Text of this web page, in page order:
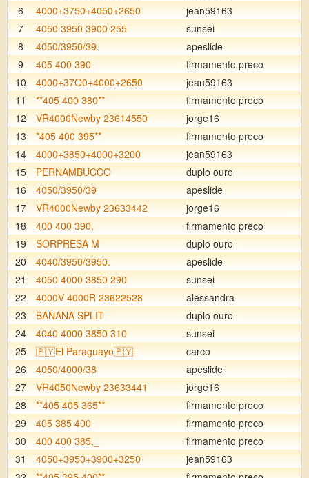
6
4000+3750+4050+2650 jean59163
7
4050 3950 3900 255
sunsei
8
4050/3950/39.
apeslide
9
405 400 390
firmamento preco
10
4000+37O0+4000+2650
jean59163
11
**405 400 380**
firmamento preco
12
VR4000Newby 23614550
jorge16
13
*405 400 395**
firmamento preco
14
4000+3850+4000+3200
jean59163
15
PERNAMBUCCO
duplo ouro
16
4050/3950/39
apeslide
17
VR4000Newby 23633442
jorge16
18
400 400 390,
firmamento preco
19
SORPRESA M
duplo ouro
20
4040/3950/3950.
apeslide
21
4050 4000 3850 290
sunsei
22
4000V 4000R 23622528
alessandra
23
BANANA SPLIT
duplo ouro
24
4040 4000 3850 310
sunsei
25
🇵🇾El Paraguayo🇵🇾
carco
26
4050/4000/38
apeslide
27
VR4050Newby 23633441
jorge16
28
**405 405 365**
firmamento preco
29
405 385 400
firmamento preco
30
400 400 385,_
firmamento preco
31
4050+3950+3900+3250
jean59163